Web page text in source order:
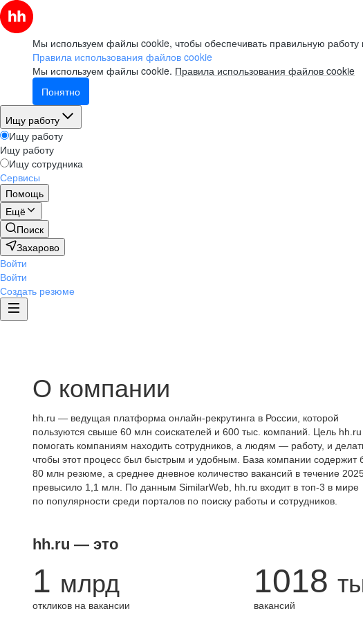
Мы используем файлы cookie, чтобы обеспечивать правильную работу
Правила использования файлов cookie
Мы используем файлы cookie. Правила использования файлов cookie
Понятно
Ищу работу
Ищу работу
Ищу работу
Ищу сотрудника
Сервисы
Помощь
Ещё
Поиск
Захарово
Войти
Войти
Создать резюме
О компании
hh.ru — ведущая платформа онлайн-рекрутинга в России, которой
пользуются свыше 60 млн соискателей и 600 тыс. компаний. Цель
помогать компаниям находить сотрудников, а людям — работу, и
чтобы этот процесс был быстрым и удобным. База компании содержит
80 млн резюме, а среднее дневное количество вакансий в течение 2025
превысило 1,1 млн. По данным SimilarWeb, hh.ru входит в топ-3 в мире
по популярности среди порталов по поиску работы и сотрудников.
hh.ru — это
1 млрд
откликов на вакансии
1018
вакансий